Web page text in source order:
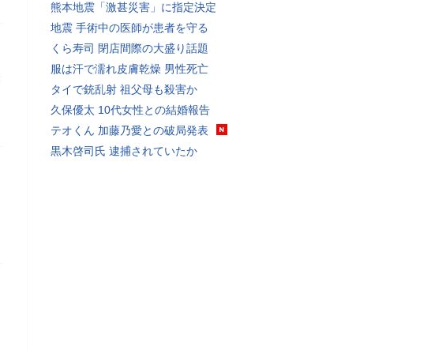
熊本地震「激甚災害」に指定決定
地震 手術中の医師が患者を守る
くら寿司 閉店間際の大盛り話題
服は汗で濡れ皮膚乾燥 男性死亡
タイで銃乱射 祖父母も殺害か
久保優太 10代女性との結婚報告
テオくん 加藤乃愛との破局発表
黒木啓司氏 逮捕されていたか